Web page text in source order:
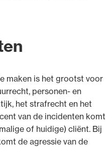
maken is het grootst voor
personen- en
het strafrecht en het
van de incidenten komt
of huidige) cliënt. Bij
de agressie van de